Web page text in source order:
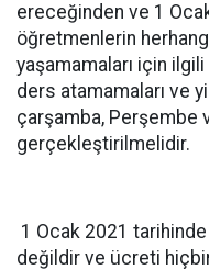
ereceğinden ve 1
öğretmenlerin
yaşamamaları için
ders atamamaları ve
çarşamba, Perşembe
gerçekleştirilmelidir.
1 Ocak 2021
değildir ve ücreti